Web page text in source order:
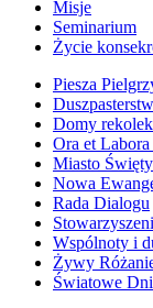
Misje
Seminarium
Życie
Piesza
Domy
Ora et
Miasto
Nowa
Rada Dialogu
Wspólnoty i
Żywy
Światowe